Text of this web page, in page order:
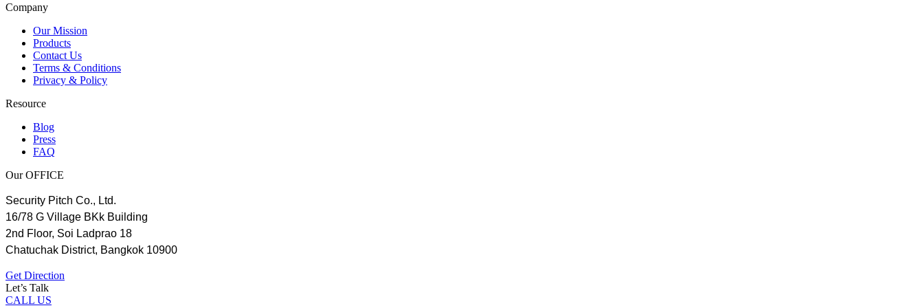
Company
Our Mission
Products
Contact Us
Terms & Conditions
Privacy & Policy
Resource
Blog
Press
FAQ
Our OFFICE
Security Pitch Co., Ltd.
16/78 G Village BKk Building
2nd Floor, Soi Ladprao 18
Chatuchak District, Bangkok 10900
Get Direction
Let’s Talk
CALL US